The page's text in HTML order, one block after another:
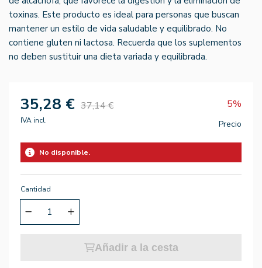
toxinas. Este producto es ideal para personas que buscan
mantener un estilo de vida saludable y equilibrado. No
contiene gluten ni lactosa. Recuerda que los suplementos
no deben sustituir una dieta variada y equilibrada.
35,28 € 37,14 € 5%
IVA incl. Precio
No disponible.
Cantidad
Añadir a la cesta